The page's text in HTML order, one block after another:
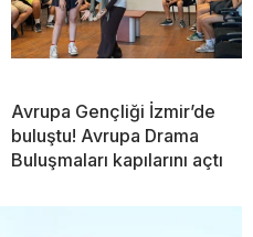
Avrupa Gençliği İzmir’de
buluştu! Avrupa Drama
Buluşmaları kapılarını açtı